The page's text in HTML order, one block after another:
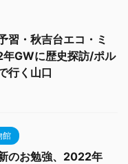
習・秋吉台エコ・ミ
GWに歴史探訪/ポル
行く山口
館
のお勉強、2022年